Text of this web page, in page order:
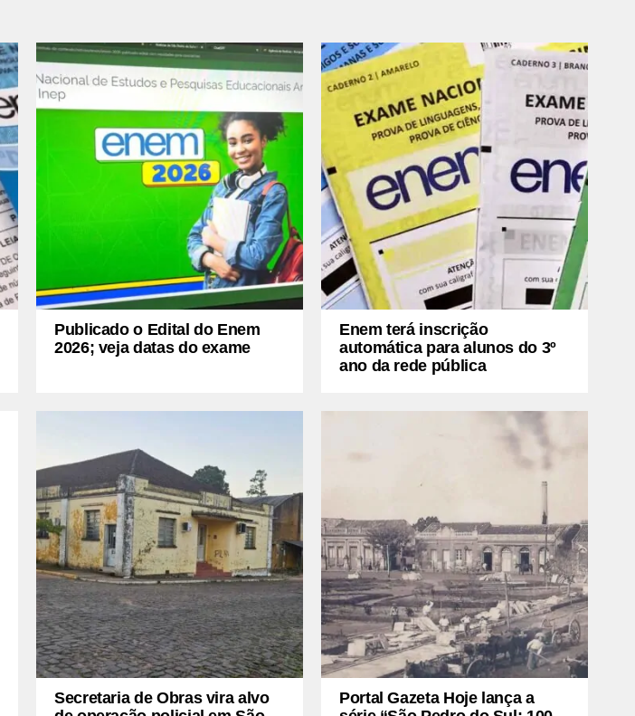
Publicado o Edital do Enem
2026; veja datas do exame
Enem terá inscrição
automática para alunos do 3º
ano da rede pública
Secretaria de Obras vira alvo
Portal Gazeta Hoje lança a